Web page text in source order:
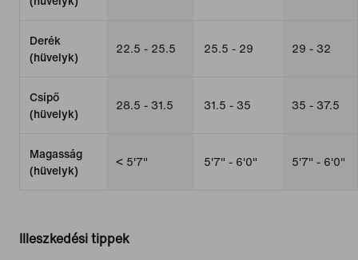
Derék
(hüvelyk)
22.5 - 25.5 25.5 - 29 29 - 32
Csípő
(hüvelyk)
28.5 - 31.5 31.5 - 35 35 - 37.5
Magasság
(hüvelyk)
< 5'7" 5'7" - 6'0" 5'7" - 6'0"
Illeszkedési tippek